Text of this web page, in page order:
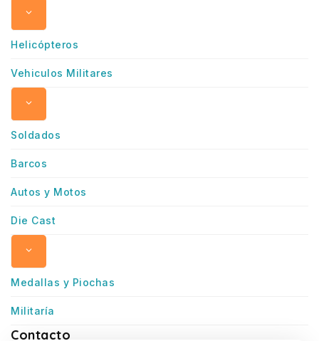
Helicópteros
Vehiculos Militares
Soldados
Barcos
Autos y Motos
Die Cast
Medallas y Piochas
Militaría
Contacto